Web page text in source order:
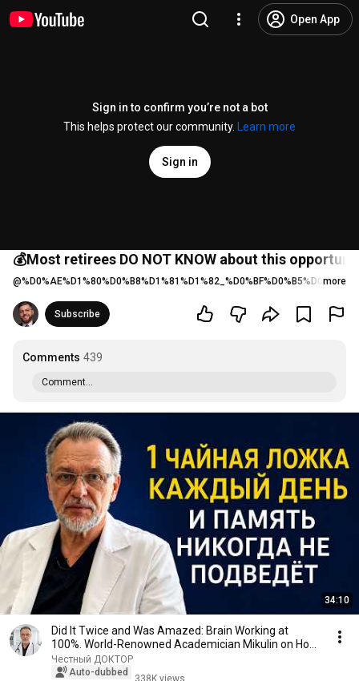
Open App
Sign in to confirm you’re not a bot
This helps protect our community.
Learn more
Sign in
💰Most retirees DO NOT KNOW about this
@ more
Subscribe
Comments 439
Comment...
34:10
Did It Twice and Was Amazed: Brain Working at
100%. World-Renowned Academician Mikulin on How
to ...
Честный ДОКТОР
Auto-dubbed
338K views